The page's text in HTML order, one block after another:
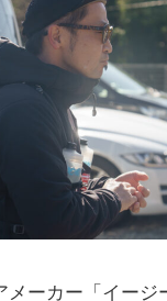
メーカー「イージ